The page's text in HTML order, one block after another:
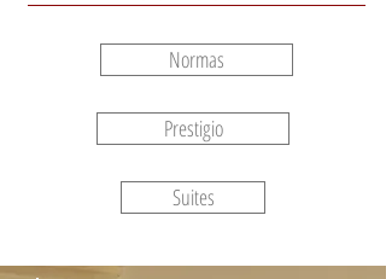
Normas
Prestigio
Suites